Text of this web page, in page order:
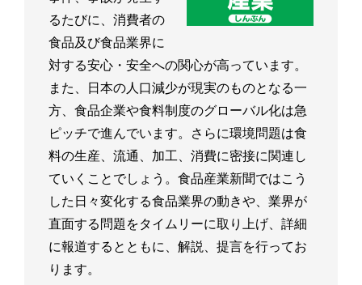
るたびに、消費者の
食品及び食品業界に
対する安心・安全への関心が高っています。
また、日本の人口減少が現実のものとなる一
方、食品企業や食料制度のグローバル化は急
ピッチで進んでいます。さらに環境問題は食
料の生産、流通、加工、消費に密接に関連し
ていくことでしょう。食品産業新聞ではこう
した日々変化する食品業界の動きや、業界が
直面する問題をタイムリーに取り上げ、詳細
に報道するとともに、解説、提言を行ってお
ります。